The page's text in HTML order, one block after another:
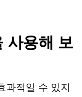
사용해 보
과적일 수 있지